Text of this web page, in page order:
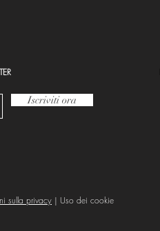
Iscriviti ora
sulla privacy | Uso dei cookie